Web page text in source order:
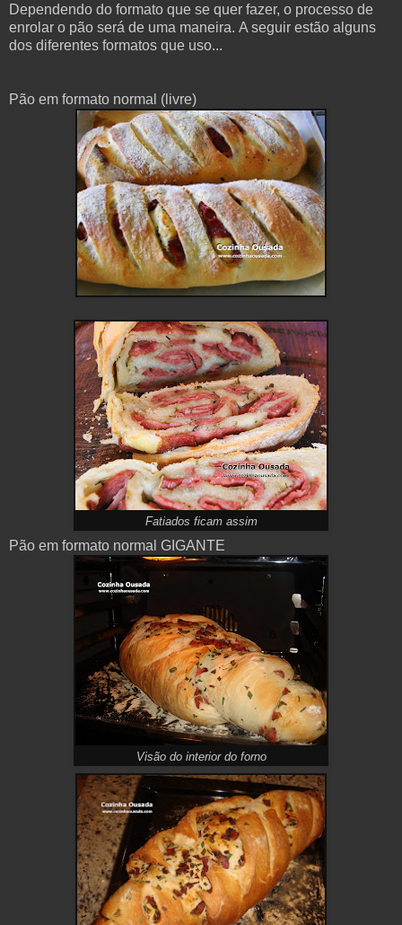
Dependendo do formato que se quer fazer, o processo de
enrolar o pão será de uma maneira. A seguir estão alguns
dos diferentes formatos que uso...
Pão em formato normal (livre)
Fatiados ficam assim
Pão em formato normal GIGANTE
Visão do interior do forno